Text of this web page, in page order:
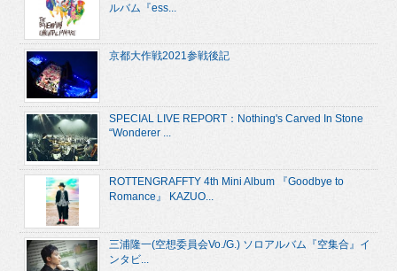
ルバム『ess...
京都大作戦2021参戦後記
SPECIAL LIVE REPORT：Nothing's Carved In Stone
“Wonderer ...
ROTTENGRAFFTY 4th Mini Album 『Goodbye to
Romance』 KAZUO...
三浦隆一(空想委員会Vo./G.) ソロアルバム『空集合』イ
ンタビ...